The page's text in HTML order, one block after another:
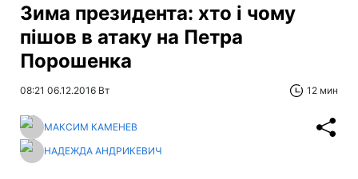
Зима президента: хто і чому
пішов в атаку на Петра
Порошенка
08:21 06.12.2016 Вт 12 мин
МАКСИМ КАМЕНЕВ
НАДЕЖДА АНДРИКЕВИЧ